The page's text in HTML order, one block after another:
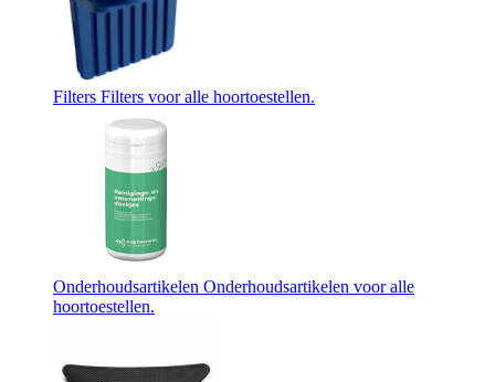
Filters Filters voor alle hoortoestellen.
Onderhoudsartikelen Onderhoudsartikelen voor alle
hoortoestellen.